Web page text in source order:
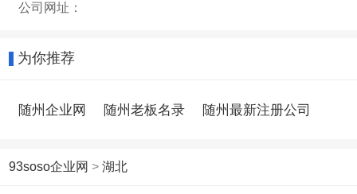
公司网址：
为你推荐
随州企业网 随州老板名录 随州最新注册公司
93soso企业网 >湖北